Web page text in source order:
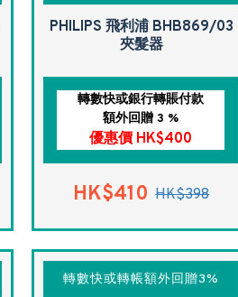
PHILIPS 飛利浦 BHB869/03
夾髮器
轉數快或銀行轉賬付款
額外回贈 3 %
優惠價 HK$400
HK$410 HK$398
轉數快或轉帳額外回贈3%